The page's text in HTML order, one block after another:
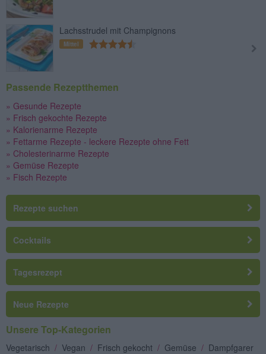
Lachsstrudel mit Champignons
Mittel
Passende Rezeptthemen
» Gesunde Rezepte
» Frisch gekochte Rezepte
» Kalorienarme Rezepte
» Fettarme Rezepte - leckere Rezepte ohne Fett
» Cholesterinarme Rezepte
» Gemüse Rezepte
» Fisch Rezepte
Rezepte suchen
Cocktails
Tagesrezept
Neue Rezepte
Unsere Top-Kategorien
Vegetarisch / Vegan / Frisch gekocht / Gemüse / Dampfgarer